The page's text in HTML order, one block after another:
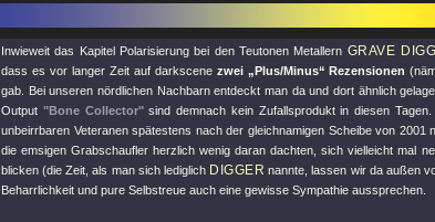
Inwieweit das Kapitel Polarisierung bei den Teutonen Metallern GRAVE
dass es vor langer Zeit auf darkscene zwei „Plus/Minus“ Rezensionen
gab. Bei unseren nördlichen Nachbarn entdeckt man da und dort ähnlich
Output "Bone Collector"sind demnach kein Zufallsprodukt in diesen
unbeirrbaren Veteranen spätestens nach der gleichnamigen Scheibe von
die emsigen Grabschaufler herzlich wenig daran dachten, sich vielleicht mal
blicken (die Zeit, als man sich lediglich DIGGER nannte, lassen wir da außen
Beharrlichkeit und pure Selbstreue auch eine gewisse Sympathie aussprechen.